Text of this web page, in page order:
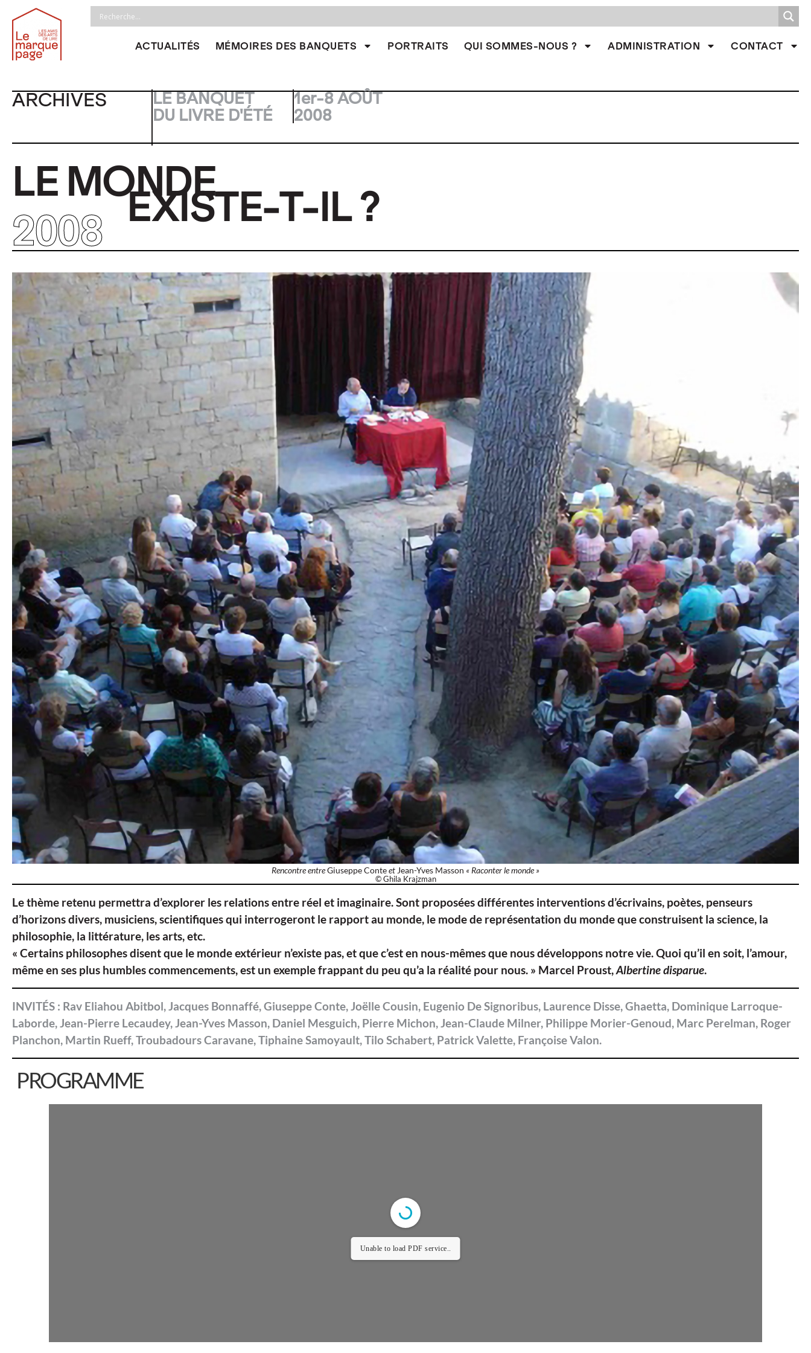
ACTUALITÉS MÉMOIRES DES BANQUETS PORTRAITS QUI SOMMES-NOUS ? ADMINISTRATION CONTACT
ARCHIVES
LE BANQUET
DU LIVRE D'ÉTÉ
1er-8 AOÛT
2008
LE MONDE​EXISTE-T-IL ?
2008
Rencontre entreGiuseppe Conteet Jean-Yves Masson « Raconter le monde »
© Ghila Krajzman
Le thème retenu permettra d’explorer les relations entre réel et imaginaire. Sont proposées différentes interventions d’écrivains, poètes, penseurs
d’horizons divers, musiciens, scientifiques qui interrogeront le rapport au monde, le mode de représentation du monde que construisent la science, la
philosophie, la littérature, les arts, etc.
« Certains philosophes disent que le monde extérieur n’existe pas, et que c’est en nous-mêmes que nous développons notre vie. Quoi qu’il en soit, l’amour,
même en ses plus humbles commencements, est un exemple frappant du peu qu’a la réalité pour nous. » Marcel Proust,Albertine disparue.
INVITÉS : Rav Eliahou Abitbol, Jacques Bonnaffé, Giuseppe Conte, Joëlle Cousin, Eugenio De Signoribus, Laurence Disse, Ghaetta, Dominique Larroque-
Laborde, Jean-Pierre Lecaudey, Jean-Yves Masson, Daniel Mesguich, Pierre Michon, Jean-Claude Milner, Philippe Morier-Genoud, Marc Perelman, Roger
Planchon, Martin Rueff, Troubadours Caravane, Tiphaine Samoyault, Tilo Schabert, Patrick Valette, Françoise Valon.
PROGRAMME
Unable to load PDF service..